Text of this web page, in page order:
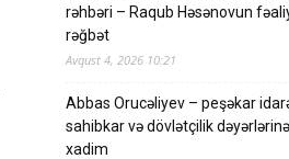
rəhbəri – Raqub Həsənovun
rəğbət
Avqust 4, 2026 10:21
Abbas Orucəliyev – peşəkar
sahibkar və dövlətçilik
xadim